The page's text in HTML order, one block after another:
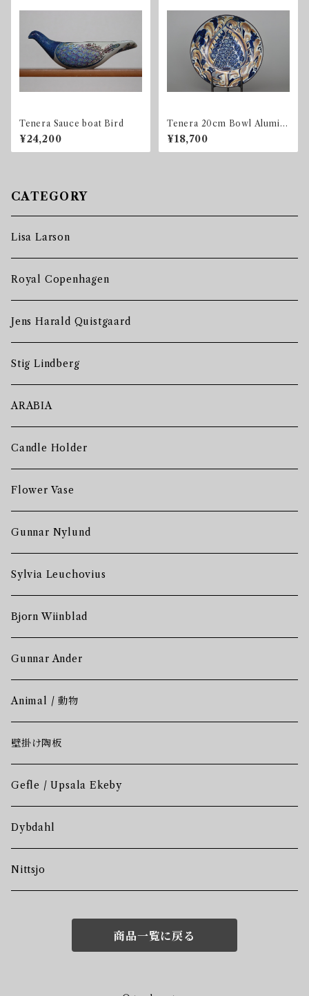
Tenera Sauce boat Bird
¥24,200
Tenera 20cm Bowl Alumini
a / Royal Copenhagen
¥18,700
CATEGORY
Lisa Larson
Royal Copenhagen
Jens Harald Quistgaard
Stig Lindberg
ARABIA
Candle Holder
Flower Vase
Gunnar Nylund
Sylvia Leuchovius
Bjorn Wiinblad
Gunnar Ander
Animal / 動物
壁掛け陶板
Gefle / Upsala Ekeby
Dybdahl
Nittsjo
商品一覧に戻る